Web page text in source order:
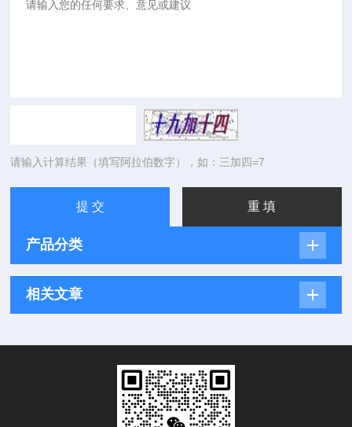
请输入计算结果（填写阿拉伯数字），如：三加四=7
产品分类
相关文章